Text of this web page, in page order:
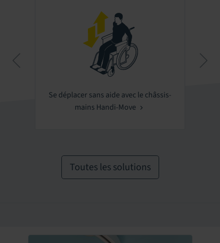
Se déplacer sans aide avec le châssis-
mains Handi-Move
Toutes les solutions